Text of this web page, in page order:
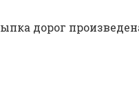
дорог